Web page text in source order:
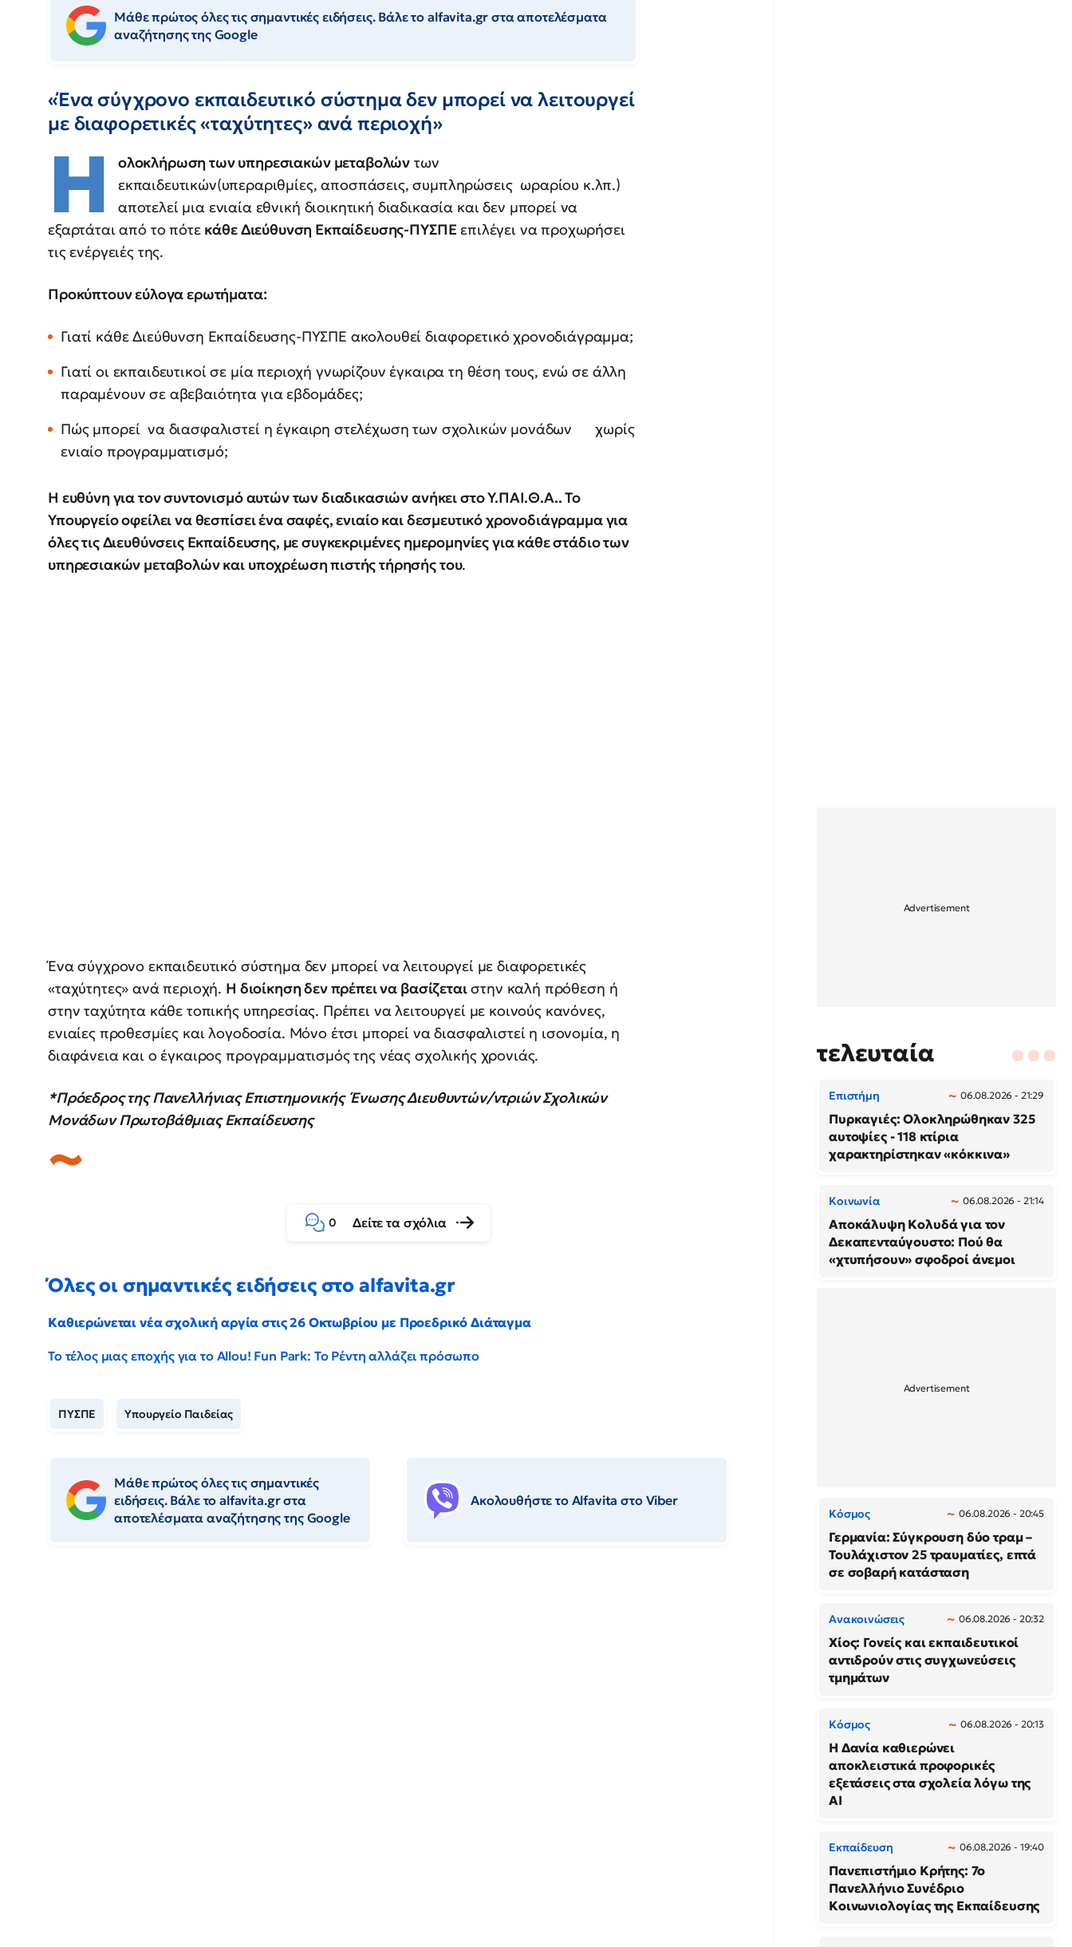
Μάθε πρώτος όλες τις σημαντικές ειδήσεις. Βάλε το alfavita.gr στα αποτελέσματα
αναζήτησης της Google
«Ένα σύγχρονο εκπαιδευτικό σύστημα δεν μπορεί να λειτουργεί
με διαφορετικές «ταχύτητες» ανά περιοχή»
Η ολοκλήρωση των υπηρεσιακών μεταβολών των
εκπαιδευτικών(υπεραριθμίες, αποσπάσεις, συμπληρώσεις ωραρίου κ.λπ.)
αποτελεί μια ενιαία εθνική διοικητική διαδικασία και δεν μπορεί να
εξαρτάται από το πότε κάθε Διεύθυνση Εκπαίδευσης-ΠΥΣΠΕ επιλέγει να προχωρήσει
τις ενέργειές της.
Προκύπτουν εύλογα ερωτήματα:
Γιατί κάθε Διεύθυνση Εκπαίδευσης-ΠΥΣΠΕ ακολουθεί διαφορετικό χρονοδιάγραμμα;
Γιατί οι εκπαιδευτικοί σε μία περιοχή γνωρίζουν έγκαιρα τη θέση τους, ενώ σε άλλη
παραμένουν σε αβεβαιότητα για εβδομάδες;
Πώς μπορεί να διασφαλιστεί η έγκαιρη στελέχωση των σχολικών μονάδων χωρίς
ενιαίο προγραμματισμό;
Η ευθύνη για τον συντονισμό αυτών των διαδικασιών ανήκει στο Υ.ΠΑΙ.Θ.Α.. Το
Υπουργείο οφείλει να θεσπίσει ένα σαφές, ενιαίο και δεσμευτικό χρονοδιάγραμμα για
όλες τις Διευθύνσεις Εκπαίδευσης, με συγκεκριμένες ημερομηνίες για κάθε στάδιο των
υπηρεσιακών μεταβολών και υποχρέωση πιστής τήρησής του.
Ένα σύγχρονο εκπαιδευτικό σύστημα δεν μπορεί να λειτουργεί με διαφορετικές
«ταχύτητες» ανά περιοχή. Η διοίκηση δεν πρέπει να βασίζεταιστην καλή πρόθεση ή
στην ταχύτητα κάθε τοπικής υπηρεσίας. Πρέπει να λειτουργεί με κοινούς κανόνες,
ενιαίες προθεσμίες και λογοδοσία. Μόνο έτσι μπορεί να διασφαλιστεί η ισονομία, η
διαφάνεια και ο έγκαιρος προγραμματισμός της νέας σχολικής χρονιάς.
*Πρόεδρος της Πανελλήνιας Επιστημονικής Ένωσης Διευθυντών/ντριών Σχολικών
Μονάδων Πρωτοβάθμιας Εκπαίδευσης
0 Δείτε τα σχόλια
Όλες οι σημαντικές ειδήσεις στο alfavita.gr
Καθιερώνεται νέα σχολική αργία στις 26 Οκτωβρίου με Προεδρικό Διάταγμα
Το τέλος μιας εποχής για το Allou! Fun Park: Το Ρέντη αλλάζει πρόσωπο
ΠΥΣΠΕ Υπουργείο Παιδείας
Μάθε πρώτος όλες τις σημαντικές
ειδήσεις. Βάλε το alfavita.gr στα
αποτελέσματα αναζήτησης της Google
Ακολουθήστε το Αlfavita στο Viber
τελευταία
Επιστήμη 06.08.2026 - 21:29
Πυρκαγιές: Ολοκληρώθηκαν 325
αυτοψίες - 118 κτίρια
χαρακτηρίστηκαν «κόκκινα»
Κοινωνία 06.08.2026 - 21:14
Αποκάλυψη Κολυδά για τον
Δεκαπενταύγουστο: Πού θα
«χτυπήσουν» σφοδροί άνεμοι
Κόσμος 06.08.2026 - 20:45
Γερμανία: Σύγκρουση δύο τραμ –
Τουλάχιστον 25 τραυματίες, επτά
σε σοβαρή κατάσταση
Ανακοινώσεις 06.08.2026 - 20:32
Χίος: Γονείς και εκπαιδευτικοί
αντιδρούν στις συγχωνεύσεις
τμημάτων
Κόσμος 06.08.2026 - 20:13
Η Δανία καθιερώνει
αποκλειστικά προφορικές
εξετάσεις στα σχολεία λόγω της
AI
Εκπαίδευση 06.08.2026 - 19:40
Πανεπιστήμιο Κρήτης: 7ο
Πανελλήνιο Συνέδριο
Κοινωνιολογίας της Εκπαίδευσης